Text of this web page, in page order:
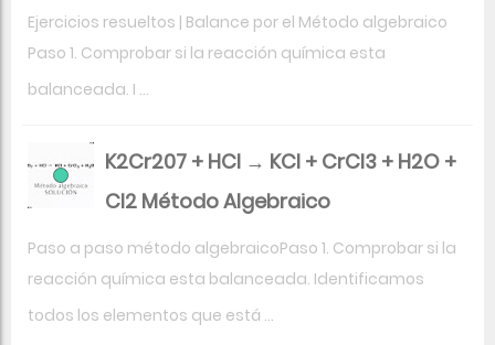
Ejercicios resueltos | Balance por el Método algebraico
Paso 1. Comprobar si la reacción química esta
balanceada. I ...
K2Cr207 + HCl → KCl + CrCl3 + H2O +
Cl2 Método Algebraico
Paso a paso método algebraicoPaso 1. Comprobar si la
reacción química esta balanceada. Identificamos
todos los elementos que está ...